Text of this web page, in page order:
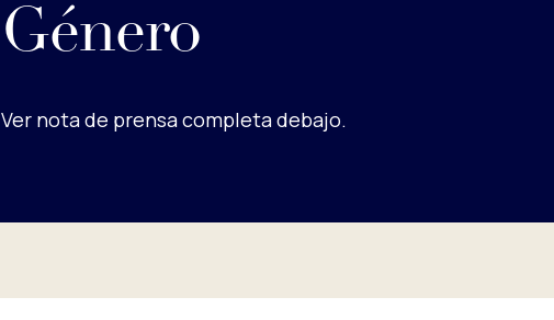
Género
Ver nota de prensa completa debajo.